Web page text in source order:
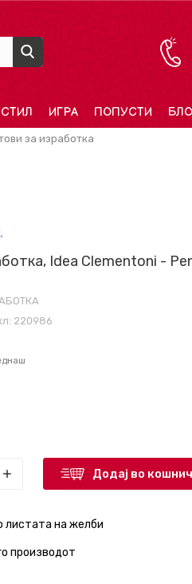
ИГРА ПОПУСТИ
за изработка
Idea Clementoni -
220986
Додај во
листата на желби
производот